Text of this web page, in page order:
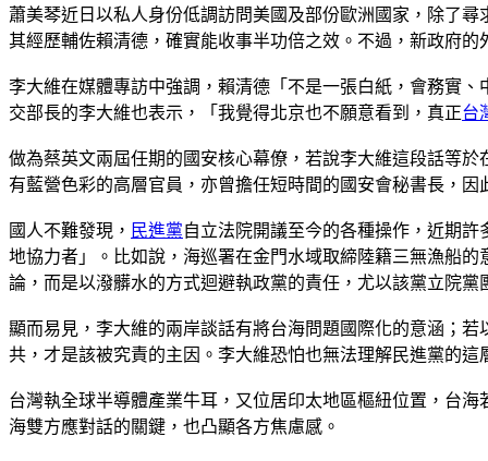
蕭美琴近日以私人身份低調訪問美國及部份歐洲國家，除了
其經歷輔佐賴清德，確實能收事半功倍之效。不過，新政府
李大維在媒體專訪中強調，賴清德「不是一張白紙，會務實
交部長的李大維也表示，「我覺得北京也不願意看到，真正台
做為蔡英文兩屆任期的國安核心幕僚，若說李大維這段話等
有藍營色彩的高層官員，亦曾擔任短時間的國安會秘書長，
國人不難發現， 民進黨自立法院開議至今的各種操作，近期
地協力者」。比如說，海巡署在金門水域取締陸籍三無漁船的
論，而是以潑髒水的方式迴避執政黨的責任，尤以該黨立院黨
顯而易見，李大維的兩岸談話有將台海問題國際化的意涵；
共，才是該被究責的主因。李大維恐怕也無法理解民進黨的這
台灣執全球半導體產業牛耳，又位居印太地區樞紐位置，台
海雙方應對話的關鍵，也凸顯各方焦慮感。